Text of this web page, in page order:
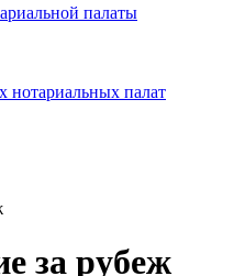
палаты
нотариальных палат
за рубеж